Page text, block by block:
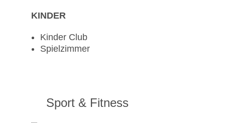
KINDER
Kinder Club
Spielzimmer
Sport & Fitness